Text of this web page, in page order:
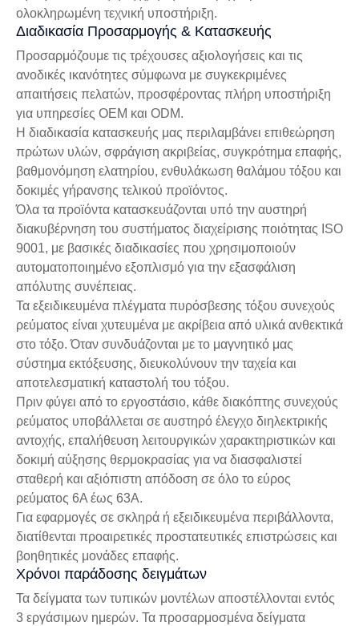
ολοκληρωμένη τεχνική υποστήριξη.
Διαδικασία Προσαρμογής & Κατασκευής
Προσαρμόζουμε τις τρέχουσες αξιολογήσεις και τις
ανοδικές ικανότητες σύμφωνα με συγκεκριμένες
απαιτήσεις πελατών, προσφέροντας πλήρη υποστήριξη
για υπηρεσίες OEM και ODM.
Η διαδικασία κατασκευής μας περιλαμβάνει επιθεώρηση
πρώτων υλών, σφράγιση ακριβείας, συγκρότημα επαφής,
βαθμονόμηση ελατηρίου, ενθυλάκωση θαλάμου τόξου και
δοκιμές γήρανσης τελικού προϊόντος.
Όλα τα προϊόντα κατασκευάζονται υπό την αυστηρή
διακυβέρνηση του συστήματος διαχείρισης ποιότητας ISO
9001, με βασικές διαδικασίες που χρησιμοποιούν
αυτοματοποιημένο εξοπλισμό για την εξασφάλιση
απόλυτης συνέπειας.
Τα εξειδικευμένα πλέγματα πυρόσβεσης τόξου συνεχούς
ρεύματος είναι χυτευμένα με ακρίβεια από υλικά ανθεκτικά
στο τόξο. Όταν συνδυάζονται με το μαγνητικό μας
σύστημα εκτόξευσης, διευκολύνουν την ταχεία και
αποτελεσματική καταστολή του τόξου.
Πριν φύγει από το εργοστάσιο, κάθε διακόπτης συνεχούς
ρεύματος υποβάλλεται σε αυστηρό έλεγχο διηλεκτρικής
αντοχής, επαλήθευση λειτουργικών χαρακτηριστικών και
δοκιμή αύξησης θερμοκρασίας για να διασφαλιστεί
σταθερή και αξιόπιστη απόδοση σε όλο το εύρος
ρεύματος 6Α έως 63Α.
Για εφαρμογές σε σκληρά ή εξειδικευμένα περιβάλλοντα,
διατίθενται προαιρετικές προστατευτικές επιστρώσεις και
βοηθητικές μονάδες επαφής.
Χρόνοι παράδοσης δειγμάτων
Τα δείγματα των τυπικών μοντέλων αποστέλλονται εντός
3 εργάσιμων ημερών. Τα προσαρμοσμένα δείγματα